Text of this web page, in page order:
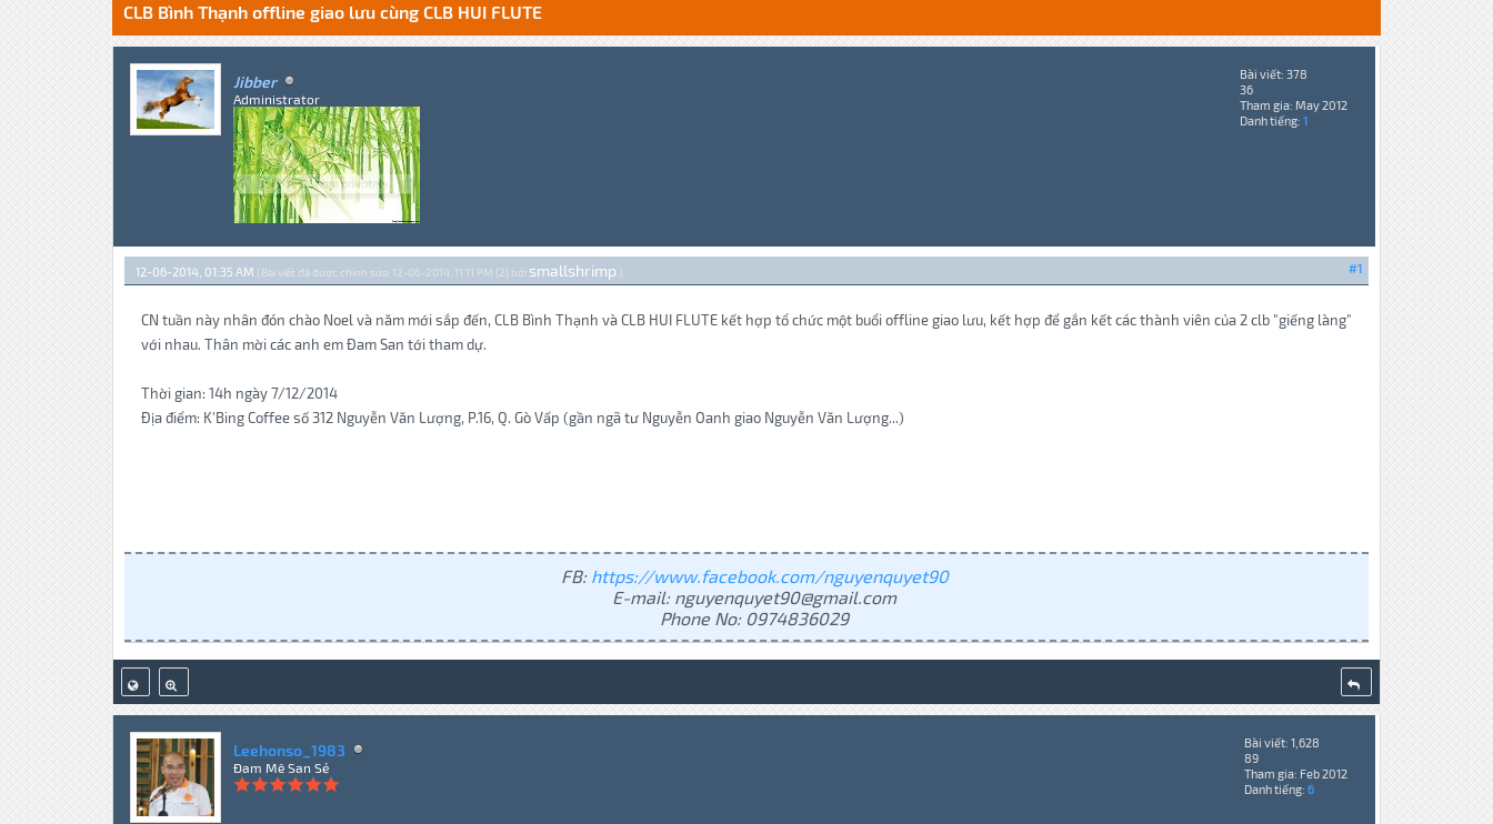
CLB Bình Thạnh offline giao lưu cùng CLB HUI FLUTE
Jibber
Administrator
Bài viết: 378
36
Tham gia: May 2012
Danh tiếng: 1
#1
12-06-2014, 01:35 AM (Bài viết đã được chỉnh sửa: 12-06-2014, 11:11 PM {2} bởi smallshrimp .)
CN tuần này nhân đón chào Noel và năm mới sắp đến, CLB Bình Thạnh và CLB HUI FLUTE kết hợp tổ chức một buổi offline giao lưu, kết hợp để gắn kết các thành viên của 2 clb "giếng làng"
với nhau. Thân mời các anh em Đam San tới tham dự.
Thời gian: 14h ngày 7/12/2014
Địa điểm: K'Bing Coffee số 312 Nguyễn Văn Lượng, P.16, Q. Gò Vấp (gần ngã tư Nguyễn Oanh giao Nguyễn Văn Lượng...)
FB: https://www.facebook.com/nguyenquyet90
E-mail: nguyenquyet90@gmail.com
Phone No: 0974836029
Leehonso_1983
Đam Mê San Sẻ
Bài viết: 1,628
89
Tham gia: Feb 2012
Danh tiếng: 6